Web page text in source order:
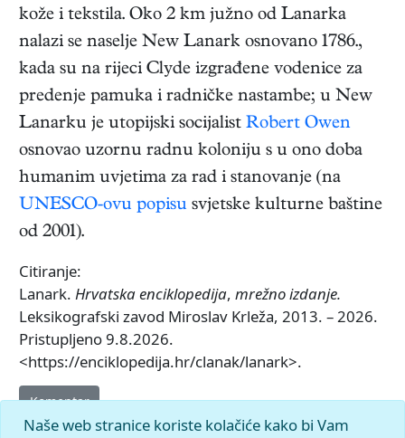
kože i tekstila. Oko 2 km južno od Lanarka
nalazi se naselje New Lanark osnovano 1786.,
kada su na rijeci Clyde izgrađene vodenice za
predenje pamuka i radničke nastambe; u New
Lanarku je utopijski socijalist Robert Owen
osnovao uzornu radnu koloniju s u ono doba
humanim uvjetima za rad i stanovanje (na
UNESCO-ovu popisu svjetske kulturne baštine
od 2001).
Citiranje:
Lanark. Hrvatska enciklopedija, mrežno izdanje.
Leksikografski zavod Miroslav Krleža, 2013. – 2026.
Pristupljeno 9.8.2026.
<https://enciklopedija.hr/clanak/lanark>.
Komentar
Naše web stranice koriste kolačiće kako bi Vam